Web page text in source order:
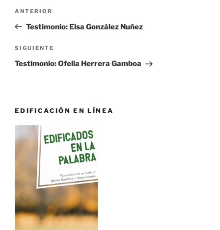
entradas
Entrada
anterior:
ANTERIOR
Testimonio: Elsa González Nuñez
Siguiente
entrada
SIGUIENTE
Testimonio: Ofelia Herrera Gamboa
EDIFICACIÓN EN LÍNEA